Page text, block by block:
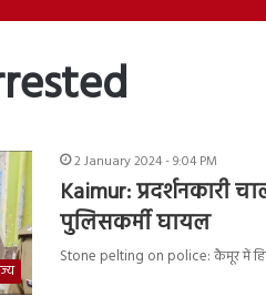
2 January 2024 - 9:04 PM
Kaimur: प्रदर्शनकारी
पुलिसकर्मी घायल
Stone pelting on police: कैमूर में